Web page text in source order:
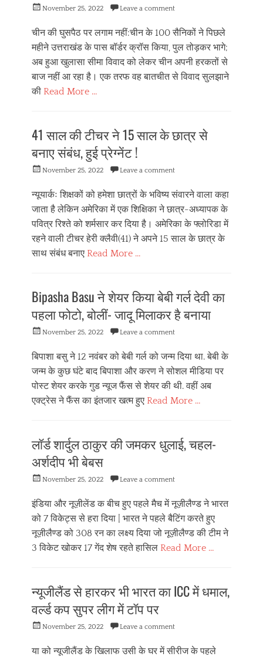
PostedNovember 25, 2022 Leave a comment
चीन की घुसपैठ पर लगाम नहीं:चीन के 100 सैनिकों ने पिछले
महीने उत्तराखंड के पास बॉर्डर क्रॉस किया, पुल तोड़कर भागे;
अब हुआ खुलासा सीमा विवाद को लेकर चीन अपनी हरकतों से
बाज नहीं आ रहा है। एक तरफ वह बातचीत से विवाद सुलझाने
की Read More …
श
दे
श
41 साल की टीचर ने 15 साल के छात्र से
बनाए संबंध, हुई प्रेग्नेंट !
PostedNovember 25, 2022 Leave a comment
न्यूयार्कः शिक्षकों को हमेशा छात्रों के भविष्य संवारने वाला कहा
जाता है लेकिन अमेरिका में एक शिक्षिका ने छात्र-अध्यापक के
पवित्र रिश्ते को शर्मसार कर दिया है। अमेरिका के फ्लोरिडा में
रहने वाली टीचर हेरी क्लैवी(41) ने अपने 15 साल के छात्र के
साथ संबंध बनाए Read More …
श
दे
श
Bipasha Basu ने शेयर किया बेबी गर्ल देवी का
पहला फोटो, बोलीं- जादू मिलाकर है बनाया
PostedNovember 25, 2022 Leave a comment
बिपाशा बसु ने 12 नवंबर को बेबी गर्ल को जन्म दिया था. बेबी के
जन्म के कुछ घंटे बाद बिपाशा और करण ने सोशल मीडिया पर
पोस्ट शेयर करके गुड न्यूज फैंस से शेयर की थी. वहीं अब
एक्ट्रेस ने फैंस का इंतजार खत्म हुए Read More …
वी
लॉर्ड शार्दुल ठाकुर की जमकर धुलाई, चहल-
अर्शदीप भी बेबस
PostedNovember 25, 2022 Leave a comment
इंडिया और नूज़ीलेंड क बीच हुए पहले मैच में नूज़ीलैण्ड ने भारत
को 7 विकेट्स से हरा दिया | भारत ने पहले बैटिंग करते हुए
नूज़ीलैण्ड को 308 रन का लक्ष्य दिया जो नूज़ीलैण्ड की टीम ने
3 विकेट खोकर 17 गेंद शेष रहते हासिल Read More …
र्ट्स
न्यूजीलैंड से हारकर भी भारत का ICC में धमाल,
वर्ल्ड कप सुपर लीग में टॉप पर
PostedNovember 25, 2022 Leave a comment
या को न्यूजीलैंड के खिलाफ उसी के घर में सीरीज के पहले